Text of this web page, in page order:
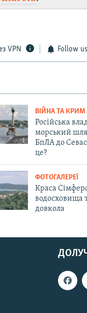
VPN Follow us
ВІЙНА ТА КРИМ
Російська
морський
БпЛА до
це?
ФОТОГАЛЕРЕЇ
Краса
водосховища
довкола